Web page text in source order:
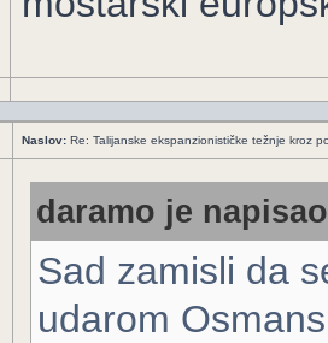
Naslov: Re: Talijanske ekspanzionističke težnje kroz
daramo je
Sad zamisli da
udarom